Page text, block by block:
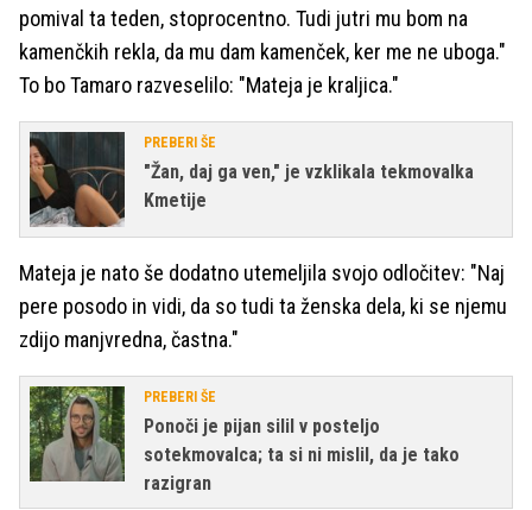
pomival ta teden, stoprocentno. Tudi jutri mu bom na
kamenčkih rekla, da mu dam kamenček, ker me ne uboga."
To bo Tamaro razveselilo: "Mateja je kraljica."
PREBERI ŠE
"Žan, daj ga ven," je vzklikala tekmovalka
Kmetije
Mateja je nato še dodatno utemeljila svojo odločitev: "Naj
pere posodo in vidi, da so tudi ta ženska dela, ki se njemu
zdijo manjvredna, častna."
PREBERI ŠE
Ponoči je pijan silil v posteljo
sotekmovalca; ta si ni mislil, da je tako
razigran